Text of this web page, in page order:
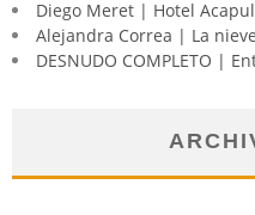
Diego Meret | Hotel
Alejandra Correa | La nieve
DESNUDO COMPLETO |